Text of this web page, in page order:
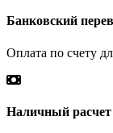
Банковский
Оплата по счету
Наличный расчет